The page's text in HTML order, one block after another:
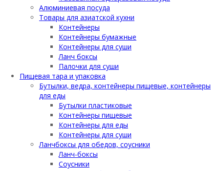
Алюминиевая посуда
Товары для азиатской кухни
Контейнеры
Контейнеры бумажные
Контейнеры для суши
Ланч боксы
Палочки для суши
Пищевая тара и упаковка
Бутылки, ведра, контейнеры пищевые, контейнеры
для еды
Бутылки пластиковые
Контейнеры пищевые
Контейнеры для еды
Контейнеры для суши
Ланчбоксы для обедов, соусники
Ланч-боксы
Соусники